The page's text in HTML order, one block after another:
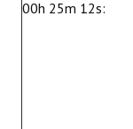
00h 25m 12s: